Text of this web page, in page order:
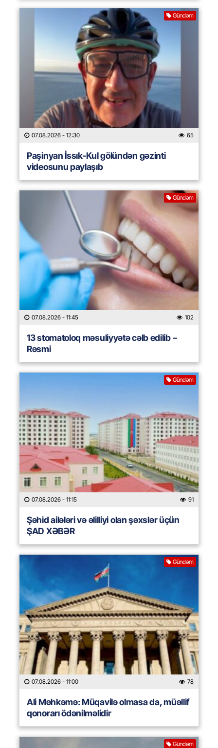
Gündəm
07.08.2026 - 12:30 65
Paşinyan İssık-Kul gölündən gəzinti
videosunu paylaşıb
Gündəm
07.08.2026 - 11:45 102
13 stomatoloq məsuliyyətə cəlb edilib –
Rəsmi
Gündəm
07.08.2026 - 11:15 91
Şəhid ailələri və əlilliyi olan şəxslər üçün
ŞAD XƏBƏR
Gündəm
07.08.2026 - 11:00 78
Ali Məhkəmə: Müqavilə olmasa da, müəllif
qonorarı ödənilməlidir
Gündəm